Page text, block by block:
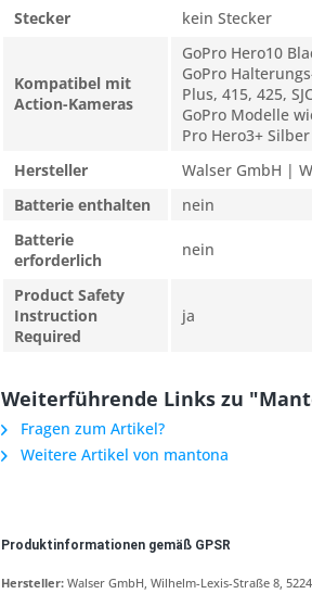
Stecker
kein Stecker
Kompatibel mit
Action-Kameras
GoPro Hero10
GoPro
Plus, 415, 425,
GoPro Modelle
Pro Hero3+
Hersteller
Walser GmbH |
Batterie enthalten
nein
Batterie
erforderlich
nein
Product Safety
Instruction
Required
ja
Weiterführende Links zu
Fragen zum Artikel?
Weitere Artikel von mantona
Produktinformationen gemäß GPSR
Hersteller: Walser GmbH, Wilhelm-Lexis-Straße 8,